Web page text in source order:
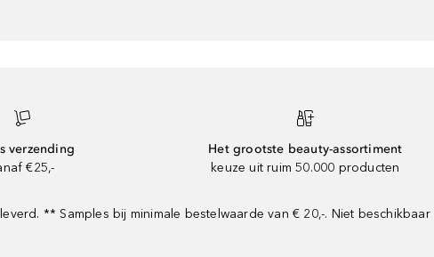
verzending
€25,-
Het grootste beauty-assortiment
keuze uit ruim 50.000 producten
** Samples bij minimale bestelwaarde van € 20,-. Niet